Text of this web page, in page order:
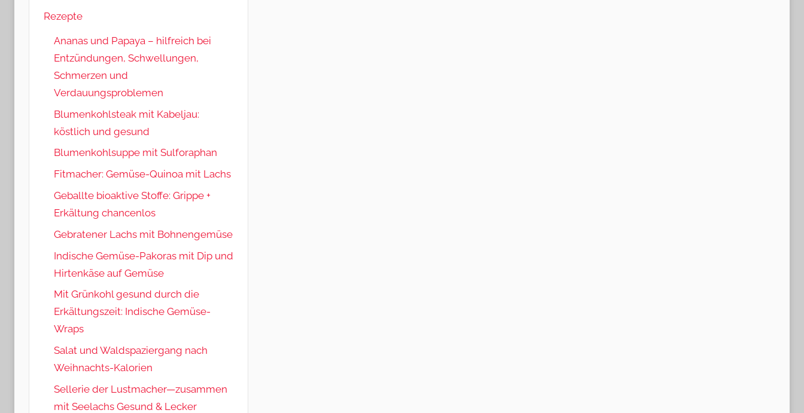
Rezepte
Ananas und Papaya – hilfreich bei
Entzündungen, Schwellungen,
Schmerzen und
Verdauungsproblemen
Blumenkohlsteak mit Kabeljau:
köstlich und gesund
Blumenkohlsuppe mit Sulforaphan
Fitmacher: Gemüse-Quinoa mit Lachs
Geballte bioaktive Stoffe: Grippe +
Erkältung chancenlos
Gebratener Lachs mit Bohnengemüse
Indische Gemüse-Pakoras mit Dip und
Hirtenkäse auf Gemüse
Mit Grünkohl gesund durch die
Erkältungszeit: Indische Gemüse-
Wraps
Salat und Waldspaziergang nach
Weihnachts-Kalorien
Sellerie der Lustmacher—zusammen
mit Seelachs Gesund & Lecker